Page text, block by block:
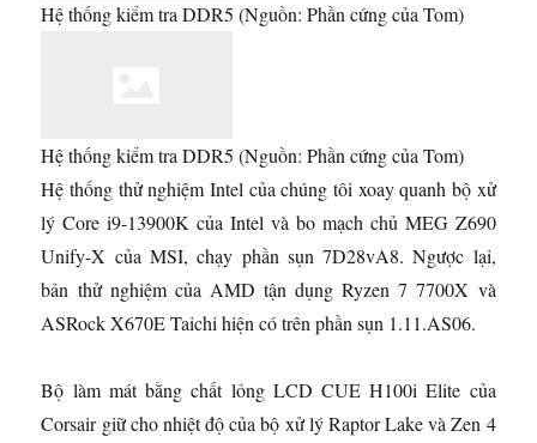
Hệ thống kiểm tra DDR5(Nguồn: Phần cứng của Tom)
Hệ thống kiểm tra DDR5(Nguồn: Phần cứng của Tom)
Hệ thống thử nghiệm Intel của chúng tôi xoay quanh bộ xử
lý Core i9-13900K của Intel và bo mạch chủ MEG Z690
Unify-X của MSI, chạy phần sụn 7D28vA8. Ngược lại,
bản thử nghiệm của AMD tận dụng Ryzen 7 7700X và
ASRock X670E Taichi hiện có trên phần sụn 1.11.AS06.
Bộ làm mát bằng chất lỏng LCD CUE H100i Elite của
Corsair giữ cho nhiệt độ của bộ xử lý Raptor Lake và Zen 4